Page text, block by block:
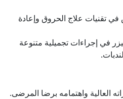
تقنيات علاج الحروق وإعادة
في إجراءات تجميلية متنوعة
العالية واهتمامه برضا المرضى.